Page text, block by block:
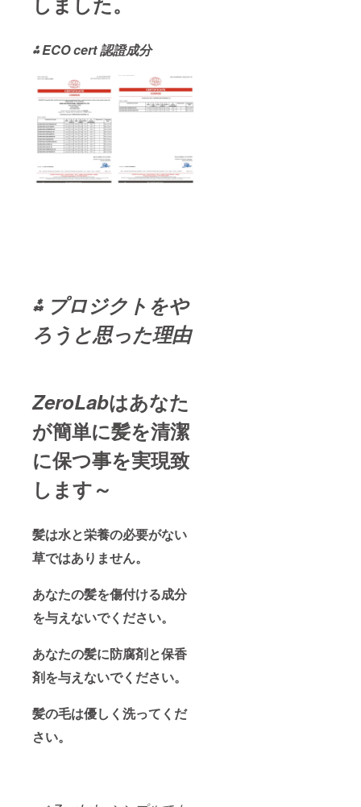
⁂ ECO cert 認證成分
⁂ プロジクトをや
ろうと思った理由
ZeroLabはあなた
が簡単に髪を清潔
に保つ事を実現致
します～
髪は水と栄養の必要がない
草ではありません。
あなたの髪を傷付ける成分
を与えないでください。
あなたの髪に防腐剤と保香
剤を与えないでください。
髪の毛は優しく洗ってくだ
さい。